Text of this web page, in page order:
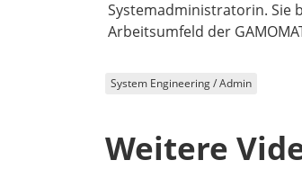
Systemadministratorin. Sie
Arbeitsumfeld der
System Engineering / Admin
Weitere